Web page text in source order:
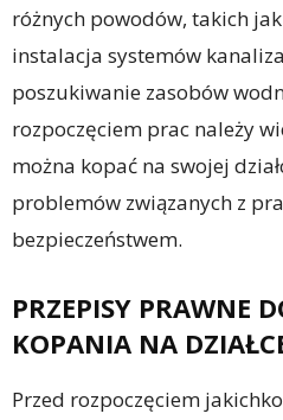
różnych powodów, takich
instalacja systemów
poszukiwanie zasobów
rozpoczęciem prac należy
można kopać na swojej
problemów związanych z
bezpieczeństwem.
PRZEPISY PRAWNE
KOPANIA NA
Przed rozpoczęciem